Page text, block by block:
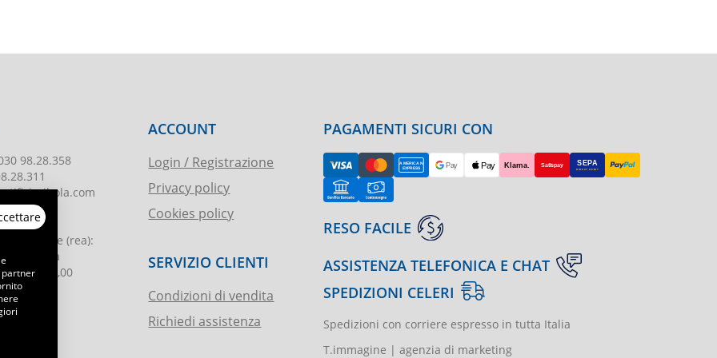
98.28.358
imprese (rea):
di Brescia
:€ 51.000,00
ACCOUNT
Login / Registrazione
Privacy policy
Cookies policy
SERVIZIO CLIENTI
Condizioni di vendita
Richiedi assistenza
PAGAMENTI SICURI CON
RESO FACILE
ASSISTENZA TELEFONICA E CHAT
SPEDIZIONI CELERI
Spedizioni con corriere espresso in tutta Italia
T.immagine | agenzia di marketing
partner